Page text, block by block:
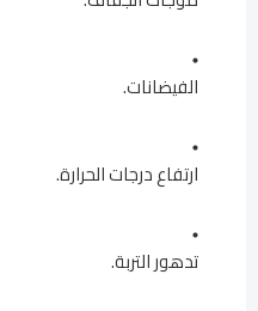
الفيضانات.
ارتفاع درجات الحرارة.
تدهور التربة.